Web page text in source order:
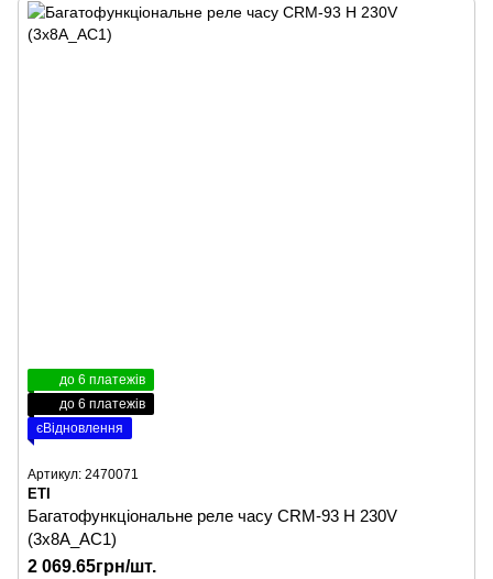
до 6 платежів
до 6 платежів
єВідновлення
Артикул: 2470071
ETI
Багатофункціональне реле часу CRM-93 H 230V
(3x8A_AC1)
2 069.65грн/шт.